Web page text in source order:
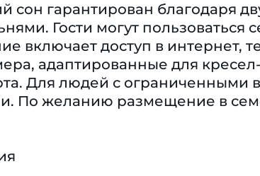
сон гарантирован благодаря
Гости могут
включает доступ в интернет,
адаптированные для
Для людей с ограниченными
По желанию размещение в